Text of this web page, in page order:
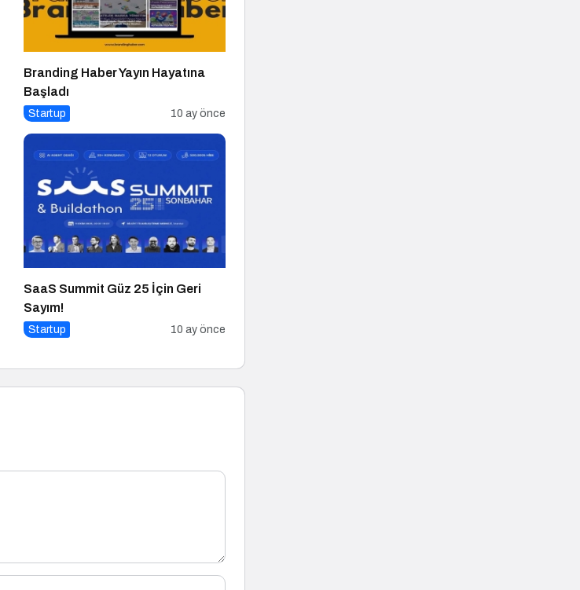
Branding Haber Yayın Hayatına
Başladı
Startup 10 ay önce
SaaS Summit Güz 25 İçin Geri
Sayım!
Startup 10 ay önce